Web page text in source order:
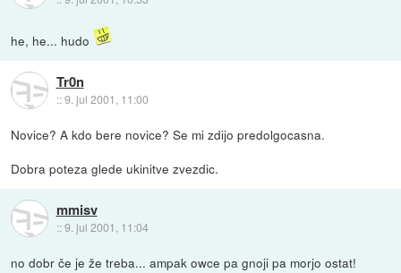
he, he... hudo
Tr0n
::9. jul 2001, 11:00
Novice? A kdo bere novice? Se mi zdijo predolgocasna.
Dobra poteza glede ukinitve zvezdic.
mmisv
::9. jul 2001, 11:04
no dobr če je že treba... ampak owce pa gnoji pa morjo ostat!